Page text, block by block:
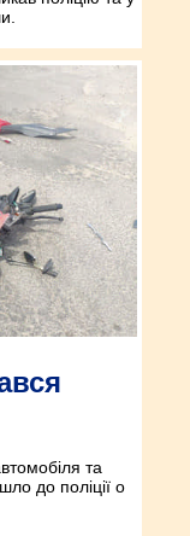
та
до поліції о